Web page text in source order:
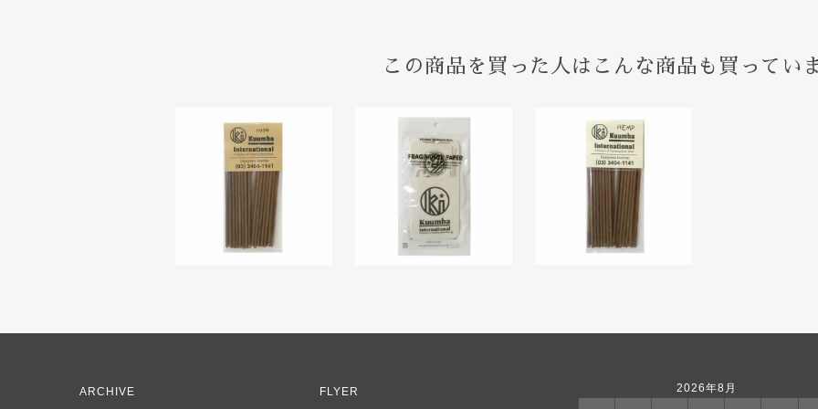
この商品を買った人はこんな商品も買ってい
2026年8月
ARCHIVE FLYER